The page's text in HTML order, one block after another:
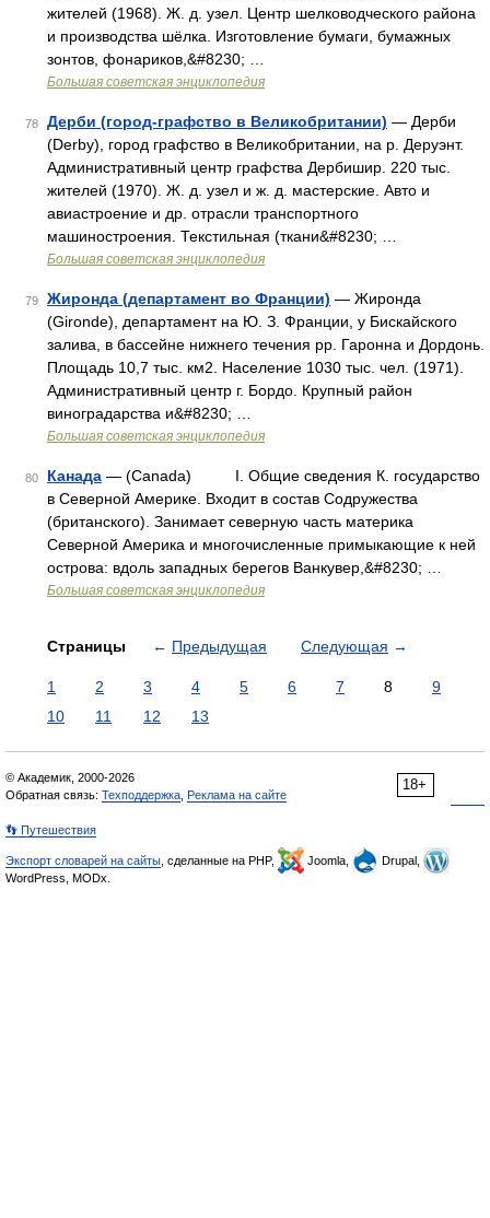
жителей (1968). Ж. д. узел. Центр шелководческого района
и производства шёлка. Изготовление бумаги, бумажных
зонтов, фонариков,&#8230; …
Большая советская энциклопедия
78 Дерби (город-графство в Великобритании) — Дерби
(Derby), город графство в Великобритании, на р. Деруэнт.
Административный центр графства Дербишир. 220 тыс.
жителей (1970). Ж. д. узел и ж. д. мастерские. Авто и
авиастроение и др. отрасли транспортного
машиностроения. Текстильная (ткани&#8230; …
Большая советская энциклопедия
79 Жиронда (департамент во Франции) — Жиронда
(Gironde), департамент на Ю. З. Франции, у Бискайского
залива, в бассейне нижнего течения рр. Гаронна и Дордонь.
Площадь 10,7 тыс. км2. Население 1030 тыс. чел. (1971).
Административный центр г. Бордо. Крупный район
виноградарства и&#8230; …
Большая советская энциклопедия
80 Канада — (Canada) I. Общие сведения К. государство
в Северной Америке. Входит в состав Содружества
(британского). Занимает северную часть материка
Северной Америка и многочисленные примыкающие к ней
острова: вдоль западных берегов Ванкувер,&#8230; …
Большая советская энциклопедия
Страницы ← Предыдущая Следующая →
1 2 3 4 5 6 7 8
9
10
11 12 13
18+
© Академик, 2000-2026
Обратная связь: Техподдержка Реклама на сайте
👣 Путешествия
Экспорт словарей на сайты , сделанные на PHP, Joomla,
Drupal,
WordPress, MODx.